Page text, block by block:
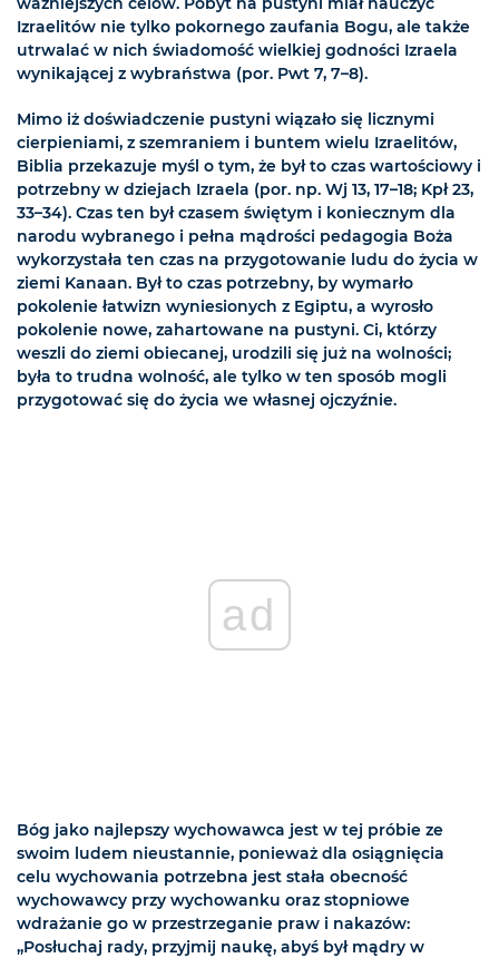
Izraelitów nie tylko pokornego zaufania Bogu, ale także
utrwalać w nich świadomość wielkiej godności Izraela
wynikającej z wybraństwa (por. Pwt 7, 7–8).
Mimo iż doświadczenie pustyni wiązało się licznymi
cierpieniami, z szemraniem i buntem wielu Izraelitów,
Biblia przekazuje myśl o tym, że był to czas wartościowy i
potrzebny w dziejach Izraela (por. np. Wj 13, 17–18; Kpł 23,
33–34). Czas ten był czasem świętym i koniecznym dla
narodu wybranego i pełna mądrości pedagogia Boża
wykorzystała ten czas na przygotowanie ludu do życia w
ziemi Kanaan. Był to czas potrzebny, by wymarło
pokolenie łatwizn wyniesionych z Egiptu, a wyrosło
pokolenie nowe, zahartowane na pustyni. Ci, którzy
weszli do ziemi obiecanej, urodzili się już na wolności;
była to trudna wolność, ale tylko w ten sposób mogli
przygotować się do życia we własnej ojczyźnie.
ad
Bóg jako najlepszy wychowawca jest w tej próbie ze
swoim ludem nieustannie, ponieważ dla osiągnięcia
celu wychowania potrzebna jest stała obecność
wychowawcy przy wychowanku oraz stopniowe
wdrażanie go w przestrzeganie praw i nakazów:
„Posłuchaj rady, przyjmij naukę, abyś był mądry w